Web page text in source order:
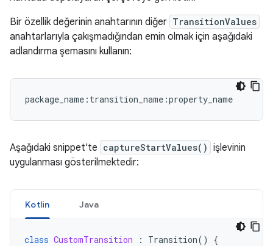
Bir özellik değerinin anahtarının diğer TransitionValues
anahtarlarıyla çakışmadığından emin olmak için aşağıdaki
adlandırma şemasını kullanın:
package_name:transition_name:property_name
Aşağıdaki snippet'te captureStartValues() işlevinin
uygulanması gösterilmektedir:
Kotlin Java
class CustomTransition : Transition() {